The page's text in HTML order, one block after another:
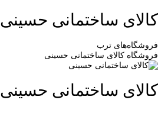
کالای ساختمانی حسینی
فروشگاه‌های ترب
فروشگاه کالای ساختمانی حسینی
کالای ساختمانی حسینی